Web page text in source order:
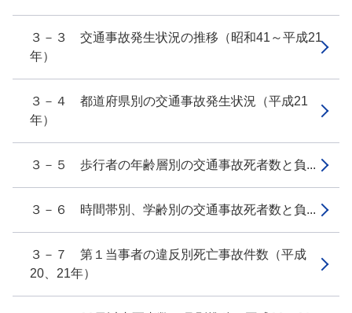
３－３ 交通事故発生状況の推移（昭和41～平成21
年）
３－４ 都道府県別の交通事故発生状況（平成21
年）
３－５ 歩行者の年齢層別の交通事故死者数と負...
３－６ 時間帯別、学齢別の交通事故死者数と負...
３－７ 第１当事者の違反別死亡事故件数（平成
20、21年）